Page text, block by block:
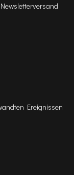
Ereignissen